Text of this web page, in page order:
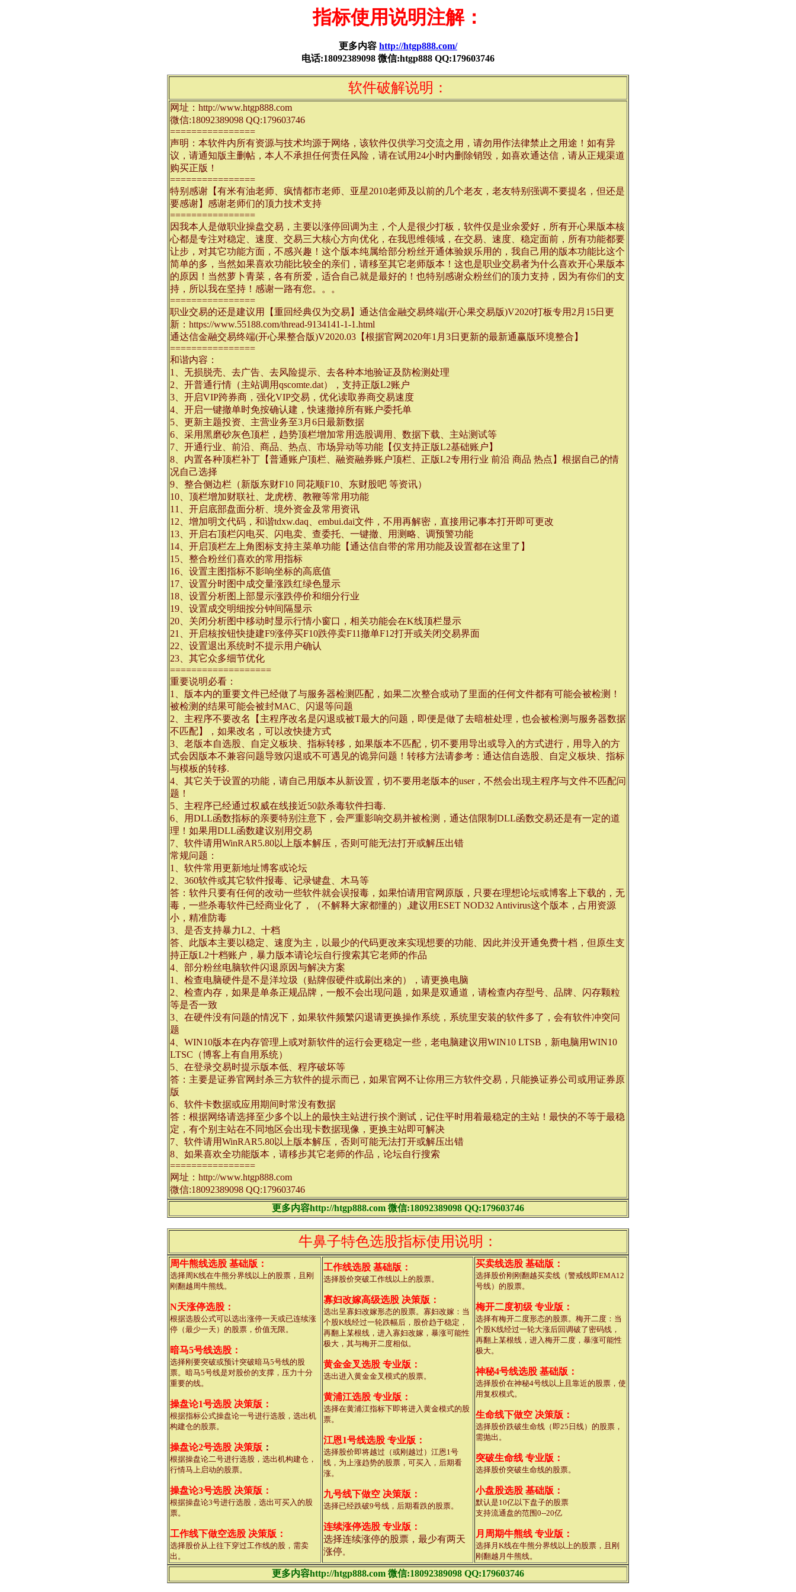
指标使用说明注解：
更多内容 http://htgp888.com/
电话:18092389098 微信:htgp888 QQ:179603746
软件破解说明：
网址：http://www.htgp888.com
微信:18092389098 QQ:179603746
================
声明：本软件内所有资源与技术均源于网络，该软件仅供学习交流之用，请勿用作法律禁止之用途！如有异
议，请通知版主删帖，本人不承担任何责任风险，请在试用24小时内删除销毁，如喜欢通达信，请从正规渠道
购买正版！
================
特别感谢【有米有油老师、疯情都市老师、亚星2010老师及以前的几个老友，老友特别强调不要提名，但还是
要感谢】感谢老师们的顶力技术支持
================
因我本人是做职业操盘交易，主要以涨停回调为主，个人是很少打板，软件仅是业余爱好，所有开心果版本核
心都是专注对稳定、速度、交易三大核心方向优化，在我思维领域，在交易、速度、稳定面前，所有功能都要
让步，对其它功能方面，不感兴趣！这个版本纯属给部分粉丝开通体验娱乐用的，我自己用的版本功能比这个
简单的多，当然如果喜欢功能比较全的亲们，请移至其它老师版本！这也是职业交易者为什么喜欢开心果版本
的原因！当然萝卜青菜，各有所爱，适合自己就是最好的！也特别感谢众粉丝们的顶力支持，因为有你们的支
持，所以我在坚持！感谢一路有您。。。
================
职业交易的还是建议用【重回经典仅为交易】通达信金融交易终端(开心果交易版)V2020打板专用2月15日更
新：https://www.55188.com/thread-9134141-1-1.html
通达信金融交易终端(开心果整合版)V2020.03【根据官网2020年1月3日更新的最新通赢版环境整合】
================
和谐内容：
1、无损脱壳、去广告、去风险提示、去各种本地验证及防检测处理
2、开普通行情（主站调用qscomte.dat），支持正版L2账户
3、开启VIP跨券商，强化VIP交易，优化读取券商交易速度
4、开启一键撤单时免按确认建，快速撤掉所有账户委托单
5、更新主题投资、主营业务至3月6日最新数据
6、采用黑磨砂灰色顶栏，趋势顶栏增加常用选股调用、数据下载、主站测试等
7、开通行业、前沿、商品、热点、市场异动等功能【仅支持正版L2基础账户】
8、内置各种顶栏补丁【普通账户顶栏、融资融券账户顶栏、正版L2专用行业 前沿 商品 热点】根据自己的情
况自己选择
9、整合侧边栏（新版东财F10 同花顺F10、东财股吧 等资讯）
10、顶栏增加财联社、龙虎榜、教鞭等常用功能
11、开启底部盘面分析、境外资金及常用资讯
12、增加明文代码，和谐tdxw.daq、embui.dai文件，不用再解密，直接用记事本打开即可更改
13、开启右顶栏闪电买、闪电卖、查委托、一键撤、用测略、调预警功能
14、开启顶栏左上角图标支持主菜单功能【通达信自带的常用功能及设置都在这里了】
15、整合粉丝们喜欢的常用指标
16、设置主图指标不影响坐标的高底值
17、设置分时图中成交量涨跌红绿色显示
18、设置分析图上部显示涨跌停价和细分行业
19、设置成交明细按分钟间隔显示
20、关闭分析图中移动时显示行情小窗口，相关功能会在K线顶栏显示
21、开启核按钮快捷建F9涨停买F10跌停卖F11撤单F12打开或关闭交易界面
22、设置退出系统时不提示用户确认
23、其它众多细节优化
===================
重要说明必看：
1、版本内的重要文件已经做了与服务器检测匹配，如果二次整合或动了里面的任何文件都有可能会被检测！
被检测的结果可能会被封MAC、闪退等问题
2、主程序不要改名【主程序改名是闪退或被T最大的问题，即便是做了去暗桩处理，也会被检测与服务器数据
不匹配】，如果改名，可以改快捷方式
3、老版本自选股、自定义板块、指标转移，如果版本不匹配，切不要用导出或导入的方式进行，用导入的方
式会因版本不兼容问题导致闪退或不可遇见的诡异问题！转移方法请参考：通达信自选股、自定义板块、指标
与模板的转移.
4、其它关于设置的功能，请自己用版本从新设置，切不要用老版本的user，不然会出现主程序与文件不匹配问
题！
5、主程序已经通过权威在线接近50款杀毒软件扫毒.
6、用DLL函数指标的亲要特别注意下，会严重影响交易并被检测，通达信限制DLL函数交易还是有一定的道
理！如果用DLL函数建议别用交易
7、软件请用WinRAR5.80以上版本解压，否则可能无法打开或解压出错
常规问题：
1、软件常用更新地址博客或论坛
2、360软件或其它软件报毒、记录键盘、木马等
答：软件只要有任何的改动一些软件就会误报毒，如果怕请用官网原版，只要在理想论坛或博客上下载的，无
毒，一些杀毒软件已经商业化了，（不解释大家都懂的）,建议用ESET NOD32 Antivirus这个版本，占用资源
小，精准防毒
3、是否支持暴力L2、十档
答、此版本主要以稳定、速度为主，以最少的代码更改来实现想要的功能、因此并没开通免费十档，但原生支
持正版L2十档账户，暴力版本请论坛自行搜索其它老师的作品
4、部分粉丝电脑软件闪退原因与解决方案
1、检查电脑硬件是不是洋垃圾（贴牌假硬件或刷出来的），请更换电脑
2、检查内存，如果是单条正规品牌，一般不会出现问题，如果是双通道，请检查内存型号、品牌、闪存颗粒
等是否一致
3、在硬件没有问题的情况下，如果软件频繁闪退请更换操作系统，系统里安装的软件多了，会有软件冲突问
题
4、WIN10版本在内存管理上或对新软件的运行会更稳定一些，老电脑建议用WIN10 LTSB，新电脑用WIN10
LTSC（博客上有自用系统）
5、在登录交易时提示版本低、程序破坏等
答：主要是证券官网封杀三方软件的提示而已，如果官网不让你用三方软件交易，只能换证券公司或用证券原
版
6、软件卡数据或应用期间时常没有数据
答：根据网络请选择至少多个以上的最快主站进行挨个测试，记住平时用着最稳定的主站！最快的不等于最稳
定，有个别主站在不同地区会出现卡数据现像，更换主站即可解决
7、软件请用WinRAR5.80以上版本解压，否则可能无法打开或解压出错
8、如果喜欢全功能版本，请移步其它老师的作品，论坛自行搜索
================
网址：http://www.htgp888.com
微信:18092389098 QQ:179603746
更多内容http://htgp888.com 微信:18092389098 QQ:179603746
牛鼻子特色选股指标使用说明：
周牛熊线选股 基础版：
选择周K线在牛熊分界线以上的股票，且刚
刚翻越周牛熊线。
N天涨停选股：
根据选股公式可以选出涨停一天或已连续涨
停（最少一天）的股票，价值无限。
暗马5号线选股：
选择刚要突破或预计突破暗马5号线的股
票。暗马5号线是对股价的支撑，压力十分
重要的线。
操盘论1号选股 决策版：
根据指标公式操盘论一号进行选股，选出机
构建仓的股票。
操盘论2号选股 决策版 ：
根据操盘论二号进行选股，选出机构建仓，
行情马上启动的股票。
操盘论3号选股 决策版：
根据操盘论3号进行选股，选出可买入的股
票。
工作线下做空选股 决策版：
选择股价从上往下穿过工作线的股，需卖
出。
工作线选股 基础版：
选择股价突破工作线以上的股票。
寡妇改嫁高级选股 决策版：
选出呈寡妇改嫁形态的股票。寡妇改嫁：当
个股K线经过一轮跌幅后，股价趋于稳定，
再翻上某根线，进入寡妇改嫁，暴涨可能性
极大，其与梅开二度相似。
黄金金叉选股 专业版：
选出进入黄金金叉模式的股票。
黄浦江选股 专业版：
选择在黄浦江指标下即将进入黄金模式的股
票。
江恩1号线选股 专业版：
选择股价即将越过（或刚越过）江恩1号
线，为上涨趋势的股票，可买入，后期看
涨。
九号线下做空 决策版：
选择已经跌破9号线，后期看跌的股票。
连续涨停选股 专业版：
选择连续涨停的股票，最少有两天
涨停。
买卖线选股 基础版：
选择股价刚刚翻越买卖线（警戒线即EMA12
号线）的股票。
梅开二度初级 专业版：
选择有梅开二度形态的股票。梅开二度：当
个股K线经过一轮大涨后回调破了密码线，
再翻上某根线，进入梅开二度，暴涨可能性
极大。
神秘4号线选股 基础版：
选择股价在神秘4号线以上且靠近的股票，使
用复权模式。
生命线下做空 决策版：
选择股价跌破生命线（即25日线）的股票，
需抛出。
突破生命线 专业版：
选择股价突破生命线的股票。
小盘股选股 基础版：
默认是10亿以下盘子的股票
支持流通盘的范围0--20亿
月周期牛熊线 专业版：
选择月K线在牛熊分界线以上的股票，且刚
刚翻越月牛熊线。
更多内容http://htgp888.com 微信:18092389098 QQ:179603746